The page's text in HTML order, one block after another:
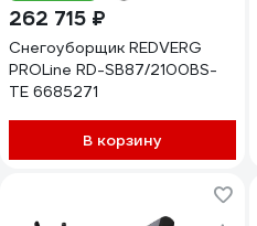
262 715 ₽
Снегоуборщик REDVERG
PROLine RD-SB87/2100BS-
TE 6685271
В корзину